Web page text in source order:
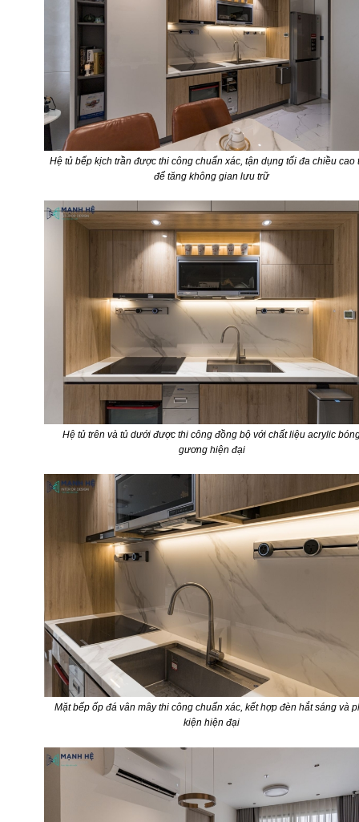
Hệ tủ bếp kịch trần được thi công chuẩn xác, tận dụng tối đa chiều cao
để tăng không gian lưu trữ
Hệ tủ trên và tủ dưới được thi công đồng bộ với chất liệu acrylic
gương hiện đại
Mặt bếp ốp đá vân mây thi công chuẩn xác, kết hợp đèn hắt sáng và
kiện hiện đại